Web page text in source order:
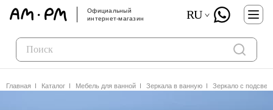
Официальный
интернет-магазин
RU
Главная Каталог Мебель для ванной Зеркала в ванную Зеркало с